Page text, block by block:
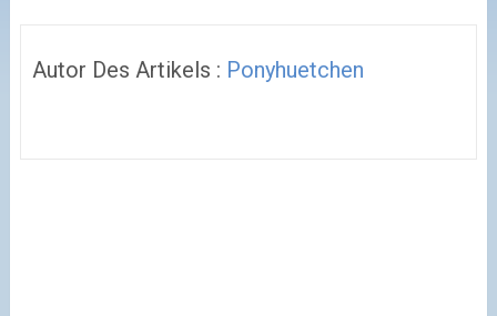
Autor Des Artikels : Ponyhuetchen